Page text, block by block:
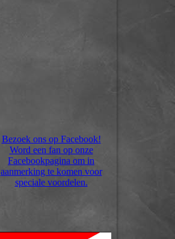
Bezoek ons op Facebook!
Word een fan op onze
Facebookpagina om in
aanmerking te komen voor
speciale voordelen.